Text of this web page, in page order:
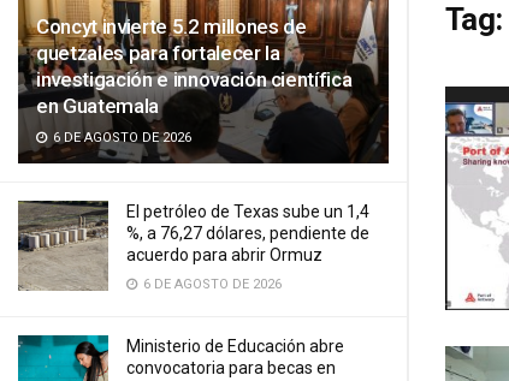
Concyt invierte 5.2 millones de
quetzales para fortalecer la
investigación e innovación científica
en Guatemala
6 DE AGOSTO DE 2026
El petróleo de Texas sube un 1,4
%, a 76,27 dólares, pendiente de
acuerdo para abrir Ormuz
6 DE AGOSTO DE 2026
Ministerio de Educación abre
convocatoria para becas en
Tag: